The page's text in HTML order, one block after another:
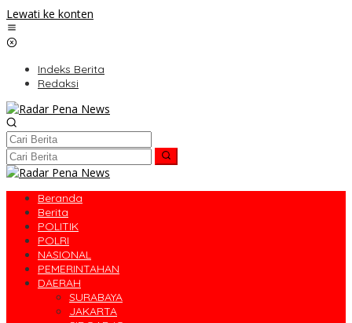
Lewati ke konten
Indeks Berita
Redaksi
Beranda
Berita
POLITIK
POLRI
NASIONAL
PEMERINTAHAN
DAERAH
SURABAYA
JAKARTA